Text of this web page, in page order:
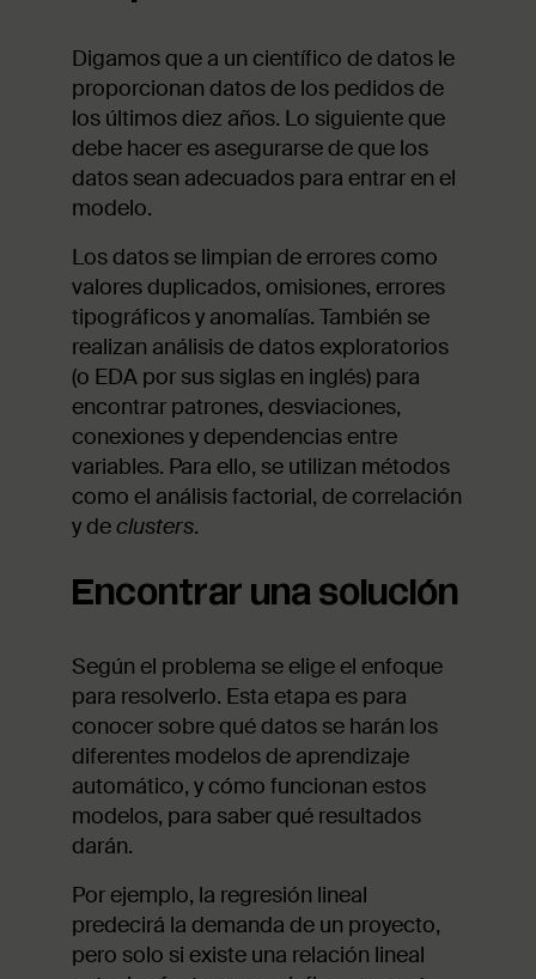
Digamos que a un científico de datos le
proporcionan datos de los pedidos de
los últimos diez años. Lo siguiente que
debe hacer es asegurarse de que los
datos sean adecuados para entrar en el
modelo.
Los datos se limpian de errores como
valores duplicados, omisiones, errores
tipográficos y anomalías. También se
realizan análisis de datos exploratorios
(o EDA por sus siglas en inglés) para
encontrar patrones, desviaciones,
conexiones y dependencias entre
variables. Para ello, se utilizan métodos
como el análisis factorial, de correlación
y declusters.
Encontrar una solución
Según el problema se elige el enfoque
para resolverlo. Esta etapa es para
conocer sobre qué datos se harán los
diferentes modelos de aprendizaje
automático, y cómo funcionan estos
modelos, para saber qué resultados
darán.
Por ejemplo, la regresión lineal
predecirá la demanda de un proyecto,
pero solo si existe una relación lineal